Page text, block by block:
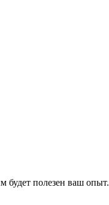
будет полезен ваш опыт.